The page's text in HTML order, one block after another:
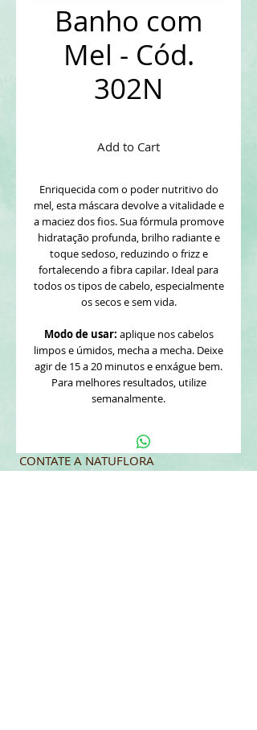
Banho com
Mel - Cód.
302N
Add to Cart
Enriquecida com o poder nutritivo do
mel, esta máscara devolve a vitalidade e
a maciez dos fios. Sua fórmula promove
hidratação profunda, brilho radiante e
toque sedoso, reduzindo o frizz e
fortalecendo a fibra capilar. Ideal para
todos os tipos de cabelo, especialmente
os secos e sem vida.
Modo de usar: aplique nos cabelos
limpos e úmidos, mecha a mecha. Deixe
agir de 15 a 20 minutos e enxágue bem.
Para melhores resultados, utilize
semanalmente.
CONTATE A NATUFLORA